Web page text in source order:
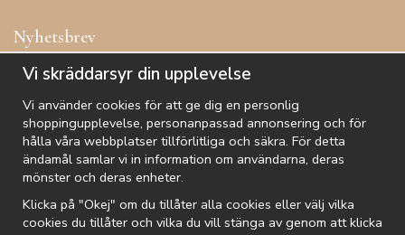
Nyhetsbrev
Få inspiration, förtur till kampanjer, specialerbjudanden och
De uppgifter du matar in kommer endast användas till våra nyhetsbrev.
Vi skräddarsyr din upplevelse
Vi använder cookies för att ge dig en personlig
shoppingupplevelse, personanpassad annonsering och för
hålla våra webbplatser tillförlitliga och säkra. För detta
ändamål samlar vi in information om användarna, deras
mönster och deras enheter.
Klicka på "Okej" om du tillåter alla cookies eller välj vilka
cookies du tillåter och vilka du vill stänga av genom att klicka